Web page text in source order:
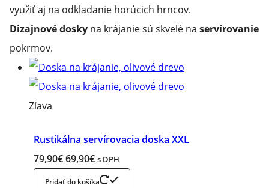
využiť aj na odkladanie horúcich hrncov.
Dizajnové dosky na krájanie sú skvelé na servírovanie
pokrmov.
Zľava
Rustikálna servírovacia doska XXL
79,90€Original
price
69,90€Current
price
s DPH
Pridať do košíka